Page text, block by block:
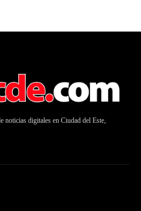
noticias digitales en Ciudad del Este,